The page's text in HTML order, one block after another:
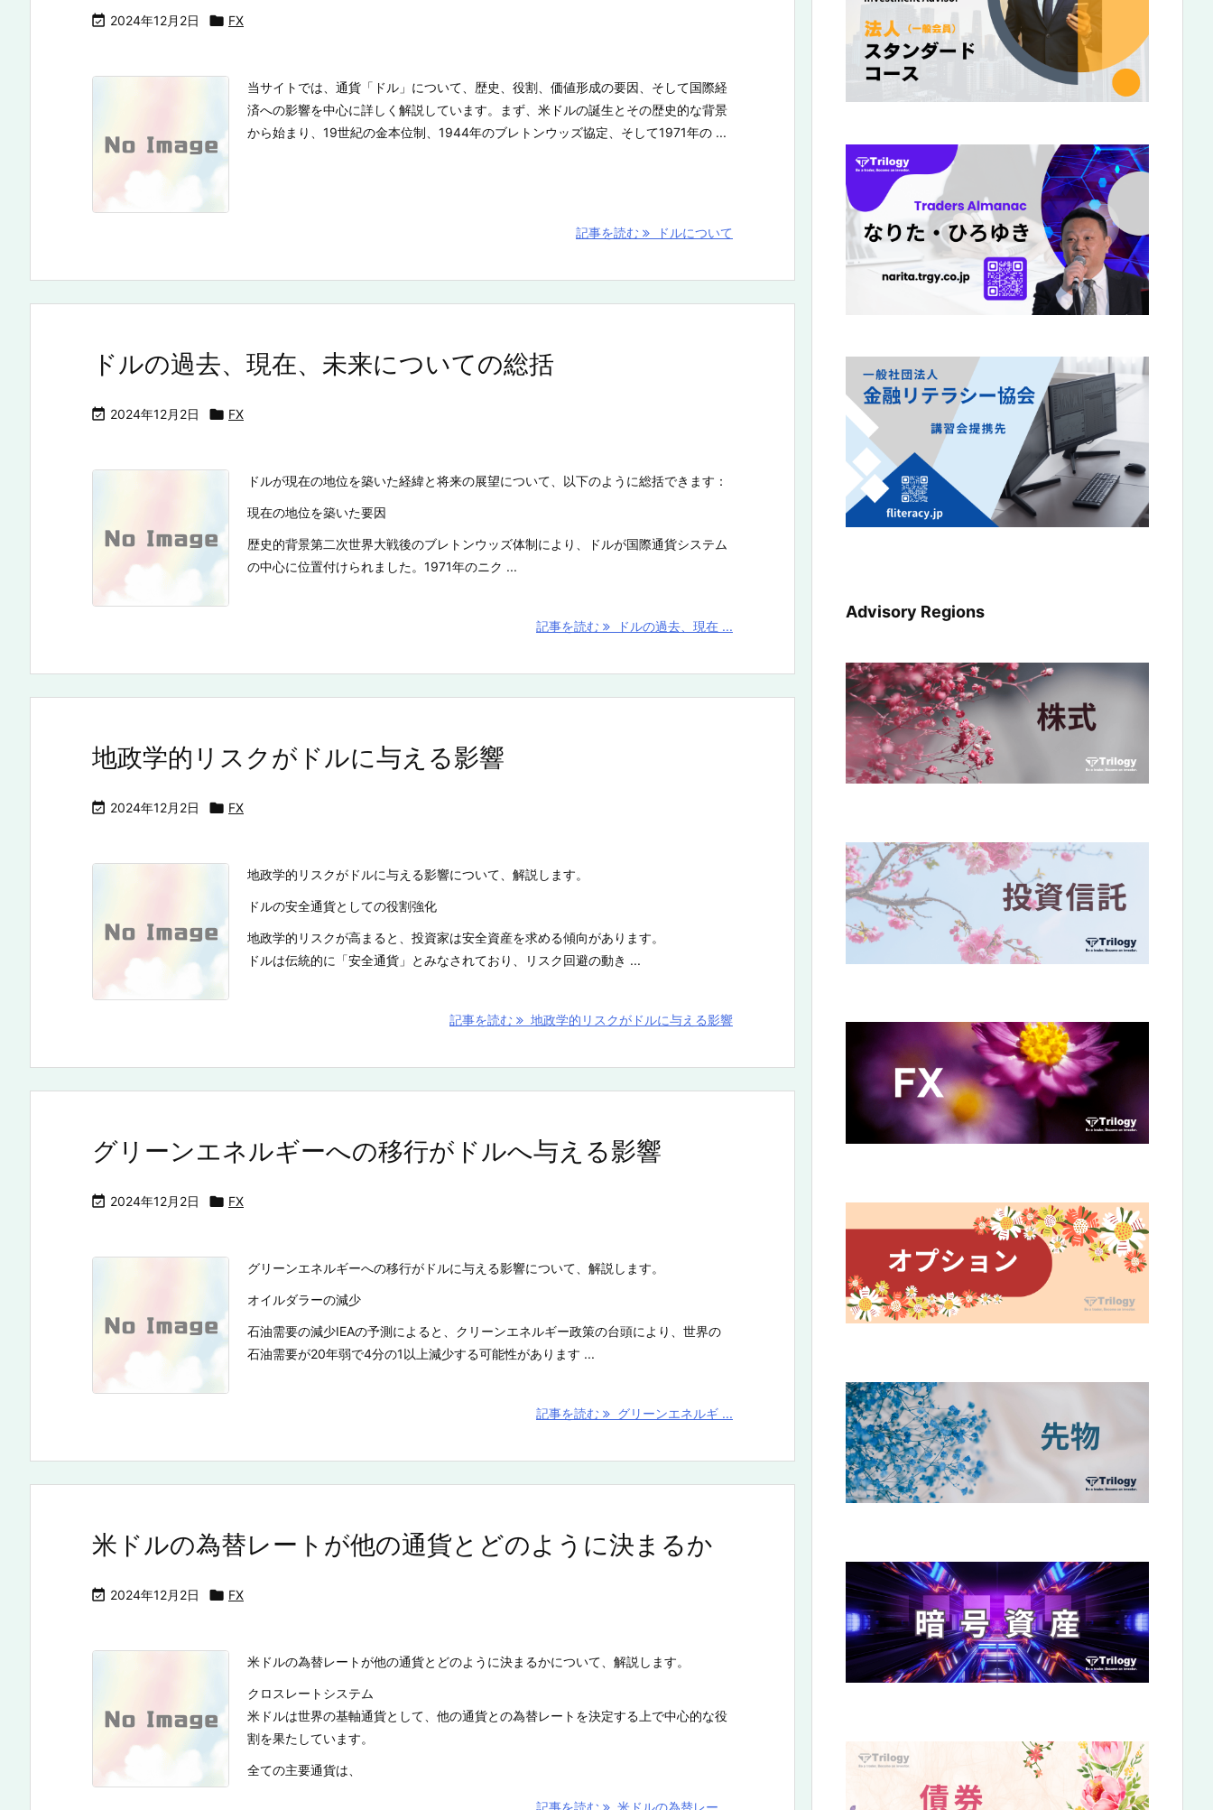
 2024年12月2日  FX
当サイトでは、通貨「ドル」について、歴史、役割、価値形成の要因、そして国際経
済への影響を中心に詳しく解説しています。まず、米ドルの誕生とその歴史的な背景
から始まり、19世紀の金本位制、1944年のブレトンウッズ協定、そして1971年の ...
記事を読む ドルについて
ドルの過去、現在、未来についての総括
 2024年12月2日  FX
ドルが現在の地位を築いた経緯と将来の展望について、以下のように総括できます：
現在の地位を築いた要因
歴史的背景第二次世界大戦後のブレトンウッズ体制により、ドルが国際通貨システム
の中心に位置付けられました。1971年のニク ...
記事を読む ドルの過去、現在 ...
地政学的リスクがドルに与える影響
 2024年12月2日  FX
地政学的リスクがドルに与える影響について、解説します。
ドルの安全通貨としての役割強化
地政学的リスクが高まると、投資家は安全資産を求める傾向があります。
ドルは伝統的に「安全通貨」とみなされており、リスク回避の動き ...
記事を読む 地政学的リスクがドルに与える影響
グリーンエネルギーへの移行がドルへ与える影響
 2024年12月2日  FX
グリーンエネルギーへの移行がドルに与える影響について、解説します。
オイルダラーの減少
石油需要の減少IEAの予測によると、クリーンエネルギー政策の台頭により、世界の
石油需要が20年弱で4分の1以上減少する可能性があります ...
記事を読む グリーンエネルギ ...
米ドルの為替レートが他の通貨とどのように決まるか
 2024年12月2日  FX
米ドルの為替レートが他の通貨とどのように決まるかについて、解説します。
クロスレートシステム
米ドルは世界の基軸通貨として、他の通貨との為替レートを決定する上で中心的な役
割を果たしています。
全ての主要通貨は、
記事を読む 米ドルの為替レー ...
Advisory Regions